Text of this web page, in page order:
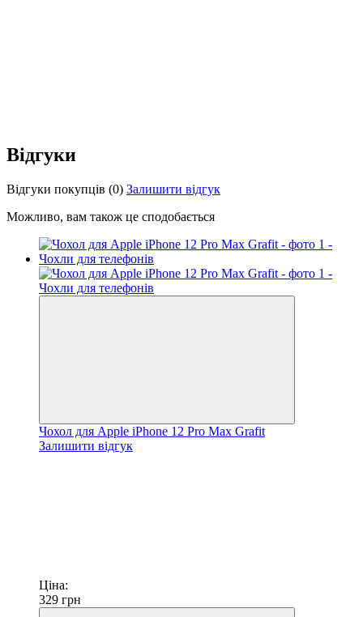
Відгуки
Відгуки покупців (0) Залишити відгук
Можливо, вам також це сподобається
Чохол для Apple iPhone 12 Pro Max Grafit
Залишити відгук
Ціна:
329 грн